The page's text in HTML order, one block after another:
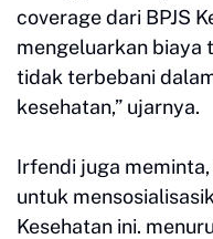
coverage dari BPJS
mengeluarkan biaya
tidak terbebani
kesehatan,” ujarnya.
Irfendi juga
untuk
Kesehatan ini.